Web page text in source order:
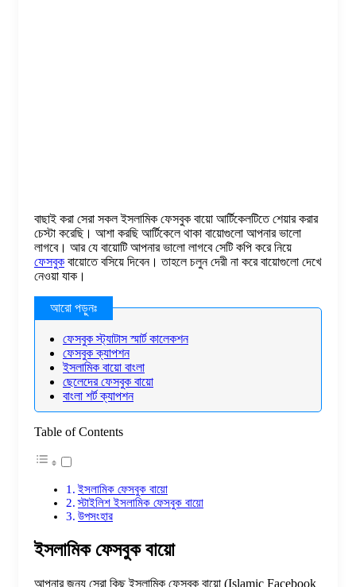
বাছাই করা সেরা সকল ইসলামিক ফেসবুক বায়ো আর্টিকেলটিতে শেয়ার করার
চেস্টা করেছি। আশা করছি আর্টিকেলে থাকা বায়োগুলো আপনার ভালো
লাগবে। আর যে বায়োটি আপনার ভালো লাগবে সেটি কপি করে নিয়ে
ফেসবুক বায়োতে বসিয়ে দিবেন। তাহলে চলুন দেরী না করে বায়োগুলো দেখে
নেওয়া যাক।
ফেসবুক স্ট্যাটাস স্মার্ট কালেকশন
ফেসবুক ক্যাপশন
ইসলামিক বায়ো বাংলা
ছেলেদের ফেসবুক বায়ো
বাংলা শর্ট ক্যাপশন
Table of Contents
ইসলামিক ফেসবুক বায়ো
স্টাইলিশ ইসলামিক ফেসবুক বায়ো
উপসংহার
ইসলামিক ফেসবুক বায়ো
আপনার জন্য সেরা কিছু ইসলামিক ফেসবুক বায়ো (Islamic Facebook